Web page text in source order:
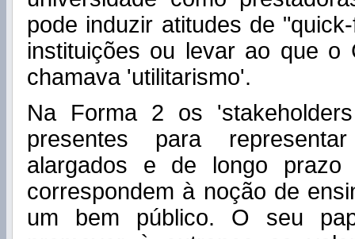
pode induzir atitudes de
instituições ou levar ao que o
chamava 'utilitarismo'.
Na Forma 2 os
presentes para
alargados e de longo prazo
correspondem à noção de
um bem público. O seu